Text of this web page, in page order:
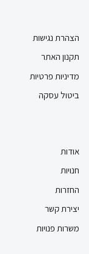
הצהרת נגישות
תקנון האתר
מדיניות פרטיות
ביטול עסקה
אודות
חנויות
החזרות
יצירת קשר
משרות פנויות